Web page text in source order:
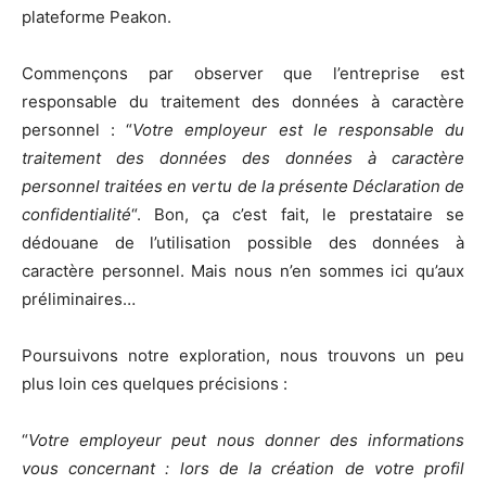
plateforme Peakon.
Commençons par observer que l’entreprise est
responsable du traitement des données à caractère
personnel : “Votre employeur est le responsable du
traitement des données des données à caractère
personnel traitées en vertu de la présente Déclaration de
confidentialité“. Bon, ça c’est fait, le prestataire se
dédouane de l’utilisation possible des données à
caractère personnel. Mais nous n’en sommes ici qu’aux
préliminaires…
Poursuivons notre exploration, nous trouvons un peu
plus loin ces quelques précisions :
“Votre employeur peut nous donner des informations
vous concernant : lors de la création de votre profil